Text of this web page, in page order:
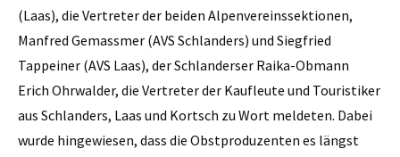
(Laas), die Vertreter der beiden Alpenvereinssektionen,
Manfred Gemassmer (AVS Schlanders) und Siegfried
Tappeiner (AVS Laas), der Schlanderser Raika-Obmann
Erich Ohrwalder, die Vertreter der Kaufleute und Touristiker
aus Schlanders, Laas und Kortsch zu Wort meldeten. Dabei
wurde hingewiesen, dass die Obstproduzenten es längst